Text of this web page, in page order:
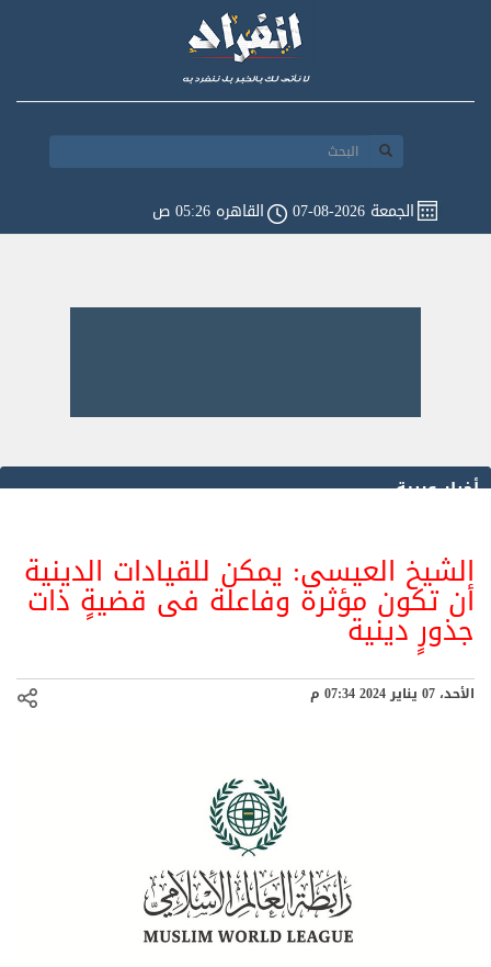
الجمعة 2026-08-07 القاهره 05:26 ص
أخبار عربية
الشيخ العيسى: يمكن للقيادات الدينية
أن تكون مؤثرة وفاعلة فى قضيةٍ ذات
جذورٍ دينية
الأحد، 07 يناير 2024 07:34 م